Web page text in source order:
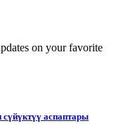
on your favorite
аспаптары